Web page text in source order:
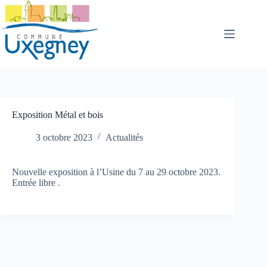
Passer
contenu
Exposition Métal et bois
3 octobre 2023 Actualités
Nouvelle exposition à l’Usine du 7 au 29 octobre 2023.
Entrée libre .